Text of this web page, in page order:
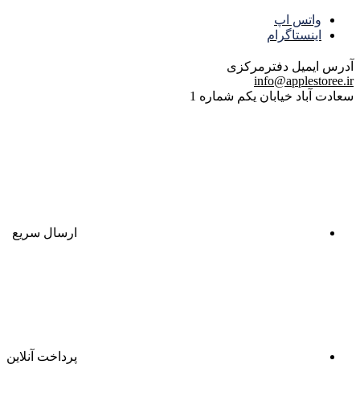
واتس اپ
اینستاگرام
آدرس ایمیل دفترمرکزی
info@applestoree.ir
سعادت آباد خیابان یکم شماره 1
ارسال سریع
پرداخت آنلاین